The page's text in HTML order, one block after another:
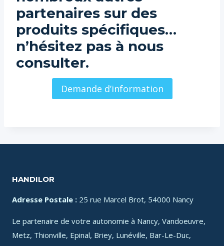
partenaires sur des
produits spécifiques…
n’hésitez pas à nous
consulter.
Demande d’information
HANDILOR
Adresse Postale : 25 rue Marcel Brot, 54000 Nancy
Le partenaire de votre autonomie à Nancy, Vandoeuvre,
Metz, Thionville, Epinal, Briey, Lunéville, Bar-Le-Duc,